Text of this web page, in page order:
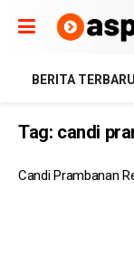
BERITA TERBARU
Tag: candi
Candi Prambanan